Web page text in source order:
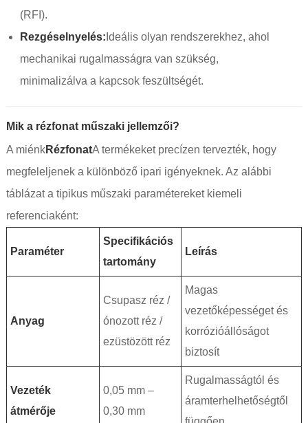
(RFI).
Rezgéselnyelés: Ideális olyan rendszerekhez, ahol
mechanikai rugalmasságra van szükség,
minimalizálva a kapcsok feszültségét.
Mik a rézfonat műszaki jellemzői?
A miénkRézfonatA termékeket precízen tervezték, hogy
megfeleljenek a különböző ipari igényeknek. Az alábbi
táblázat a tipikus műszaki paramétereket kiemeli
referenciaként:
Paraméter
Specifikációs
tartomány
Leírás
Anyag
Csupasz réz /
ónozott réz /
ezüstözött réz
Magas
vezetőképességet és
korrózióállóságot
biztosít
Vezeték
átmérője
0,05 mm –
0,30 mm
Rugalmasságtól és
áramterhelhetőségtől